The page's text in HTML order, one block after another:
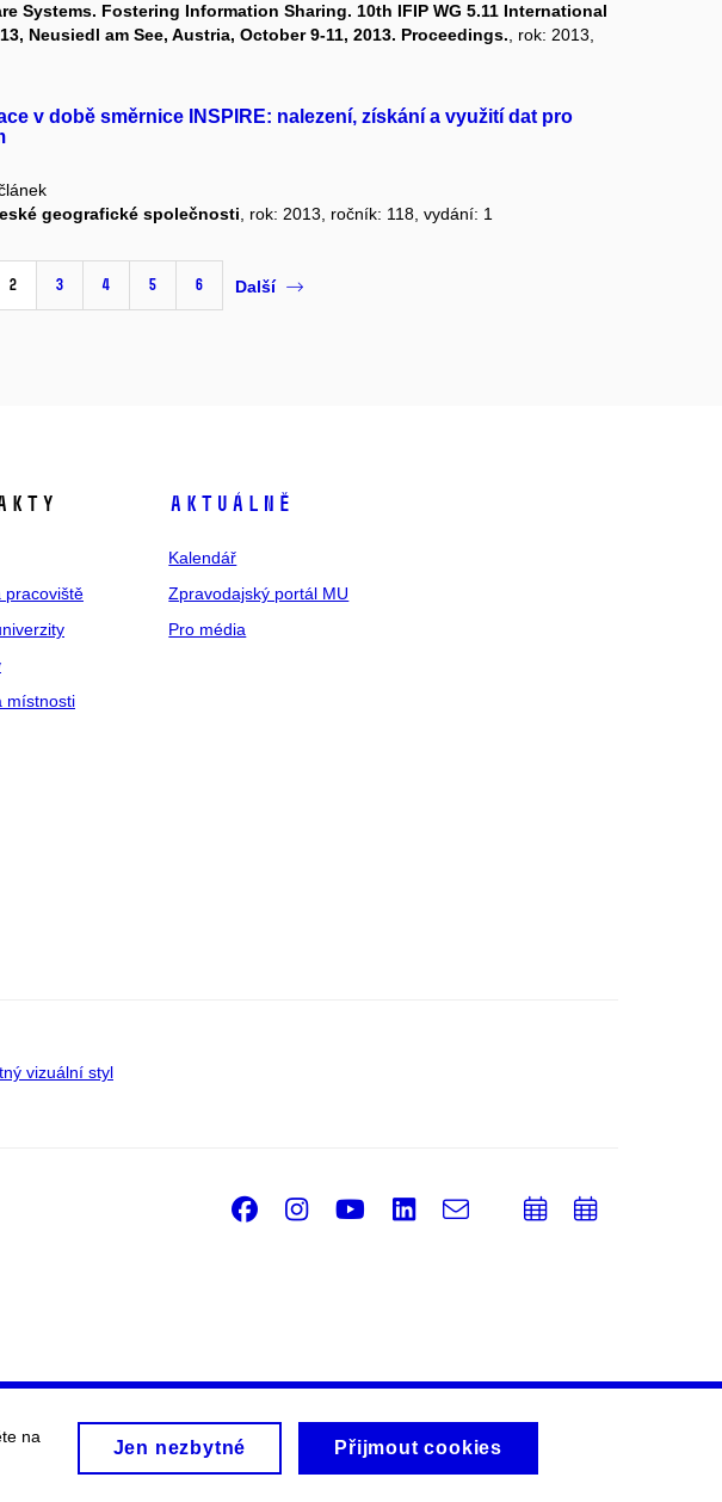
Systems. Fostering Information Sharing. 10th IFIP WG 5.11 International
Neusiedl am See, Austria, October 9-11, 2013. Proceedings. , rok: 2013,
v době směrnice INSPIRE: nalezení, získání a využití dat pro
geografické společnosti, rok: 2013, ročník: 118, vydání: 1
2 3 4 5 6 Další
pracoviště
místnosti
Aktuálně
Kalendář
Zpravodajský portál MU
Pro média
vizuální styl
Facebook
Instagram
Youtube
LinkedIn
e-
PřidatPřidat
na
Jen nezbytné Přijmout cookies